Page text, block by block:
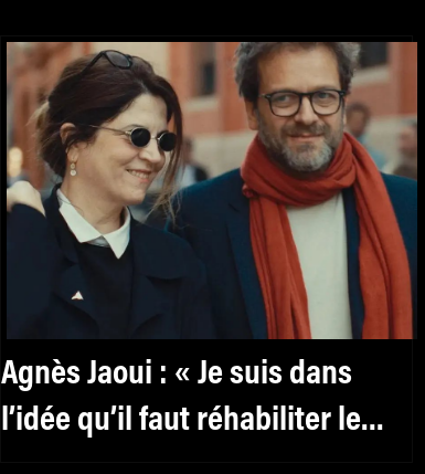
Agnès Jaoui : « Je suis dans
l’idée qu’il faut réhabiliter le